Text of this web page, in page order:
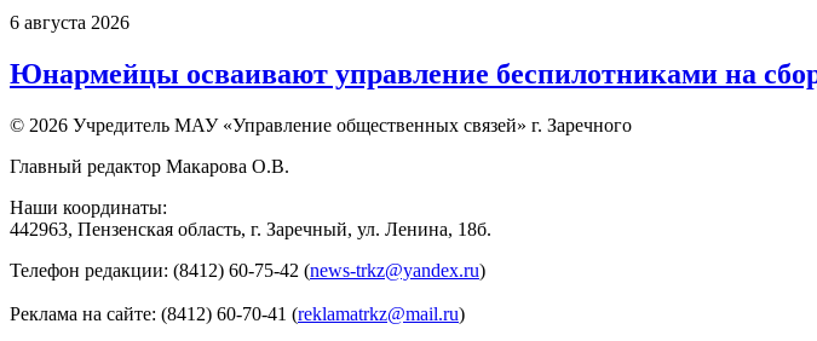
6 августа 2026
Юнармейцы осваивают управление беспилотниками на
© 2026 Учредитель МАУ «Управление общественных связей» г. Заречного
Главный редактор Макарова О.В.
Наши координаты:
442963, Пензенская область, г. Заречный, ул. Ленина, 18б.
Телефон редакции: (8412) 60-75-42 (news-trkz@yandex.ru)
Реклама на сайте: (8412) 60-70-41 (reklamatrkz@mail.ru)